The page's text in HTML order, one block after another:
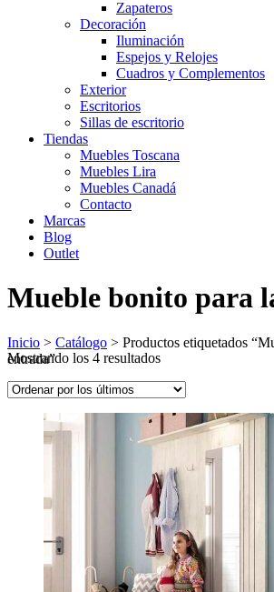
Zapateros
Decoración
Iluminación
Espejos y Relojes
Cuadros y Complementos
Exterior
Escritorios
Sillas de escritorio
Tiendas
Muebles Toscana
Muebles Lira
Muebles Canadá
Contacto
Marcas
Blog
Outlet
Mueble bonito para
Inicio > Catálogo > Productos etiquetados
entrada”
Mostrando los 4 resultadosOrdenado
los